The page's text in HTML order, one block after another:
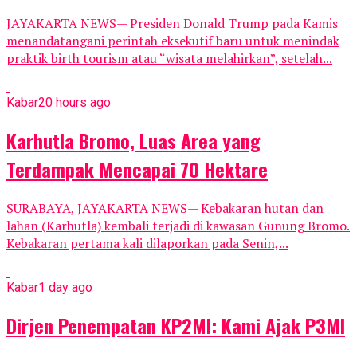
JAYAKARTA NEWS— Presiden Donald Trump pada Kamis
menandatangani perintah eksekutif baru untuk menindak
praktik birth tourism atau “wisata melahirkan”, setelah...
Kabar20 hours ago
Karhutla Bromo, Luas Area yang
Terdampak Mencapai 70 Hektare
SURABAYA, JAYAKARTA NEWS— Kebakaran hutan dan
lahan (Karhutla) kembali terjadi di kawasan Gunung Bromo.
Kebakaran pertama kali dilaporkan pada Senin,...
Kabar1 day ago
Dirjen Penempatan KP2MI: Kami Ajak P3MI